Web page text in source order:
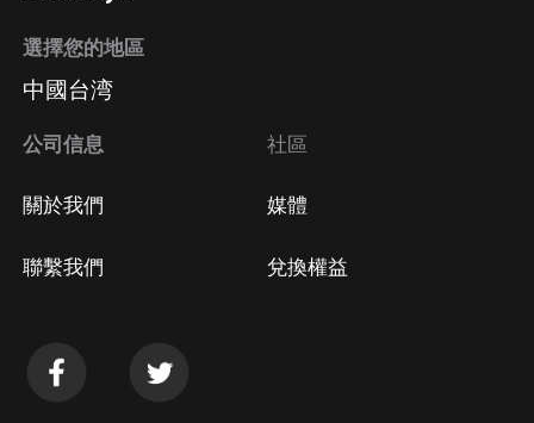
選擇您的地區
中國台湾
公司信息
關於我們
聯繫我們
社區
媒體
兌換權益